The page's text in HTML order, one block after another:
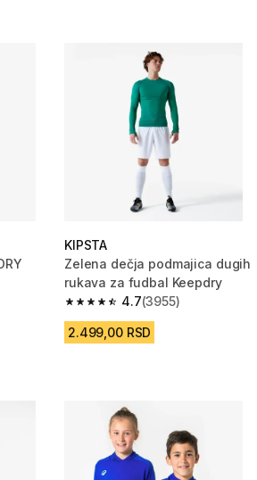
Recenzije
KIPSTA
Zelena dečja podmajica dugih
rukava za fudbal Keepdry
4.7
4.7 od 5 zvezdica from 3955
(3955)
2.499,00 RSD